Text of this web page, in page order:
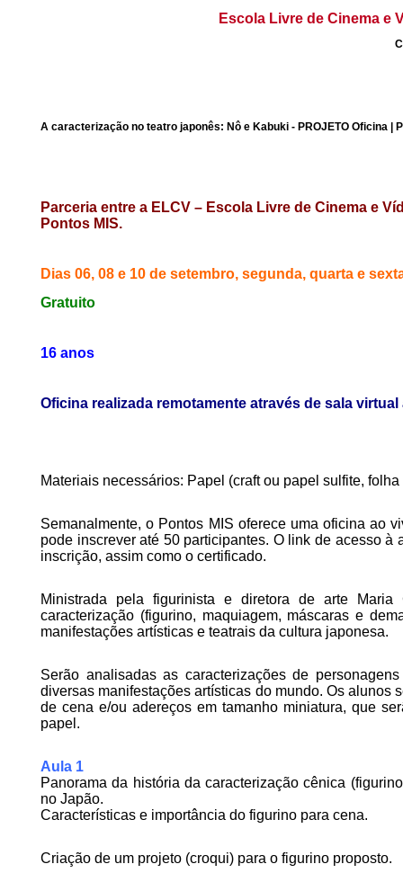
Escola Livre de Cinema e
A caracterização no teatro japonês: Nô e Kabuki - PROJETO Oficina |
Parceria entre a ELCV – Escola Livre de Cinema e
Pontos MIS.
Dias 06, 08 e 10 de setembro, segunda, quarta e
Gratuito
16 anos
Oficina realizada remotamente através de sala
Materiais necessários: Papel (craft ou papel sulfite,
Semanalmente, o Pontos MIS oferece uma oficina ao
pode inscrever até 50 participantes. O link de acesso
inscrição, assim como o certificado.
Ministrada pela figurinista e diretora de arte
caracterização (figurino, maquiagem, máscaras e
manifestações artísticas e teatrais da cultura japonesa.
Serão analisadas as caracterizações de
diversas manifestações artísticas do mundo. Os alunos
de cena e/ou adereços em tamanho miniatura, que
papel.
Aula 1
Panorama da história da caracterização cênica
no Japão.
Características e importância do figurino para cena.
Criação de um projeto (croqui) para o figurino proposto.